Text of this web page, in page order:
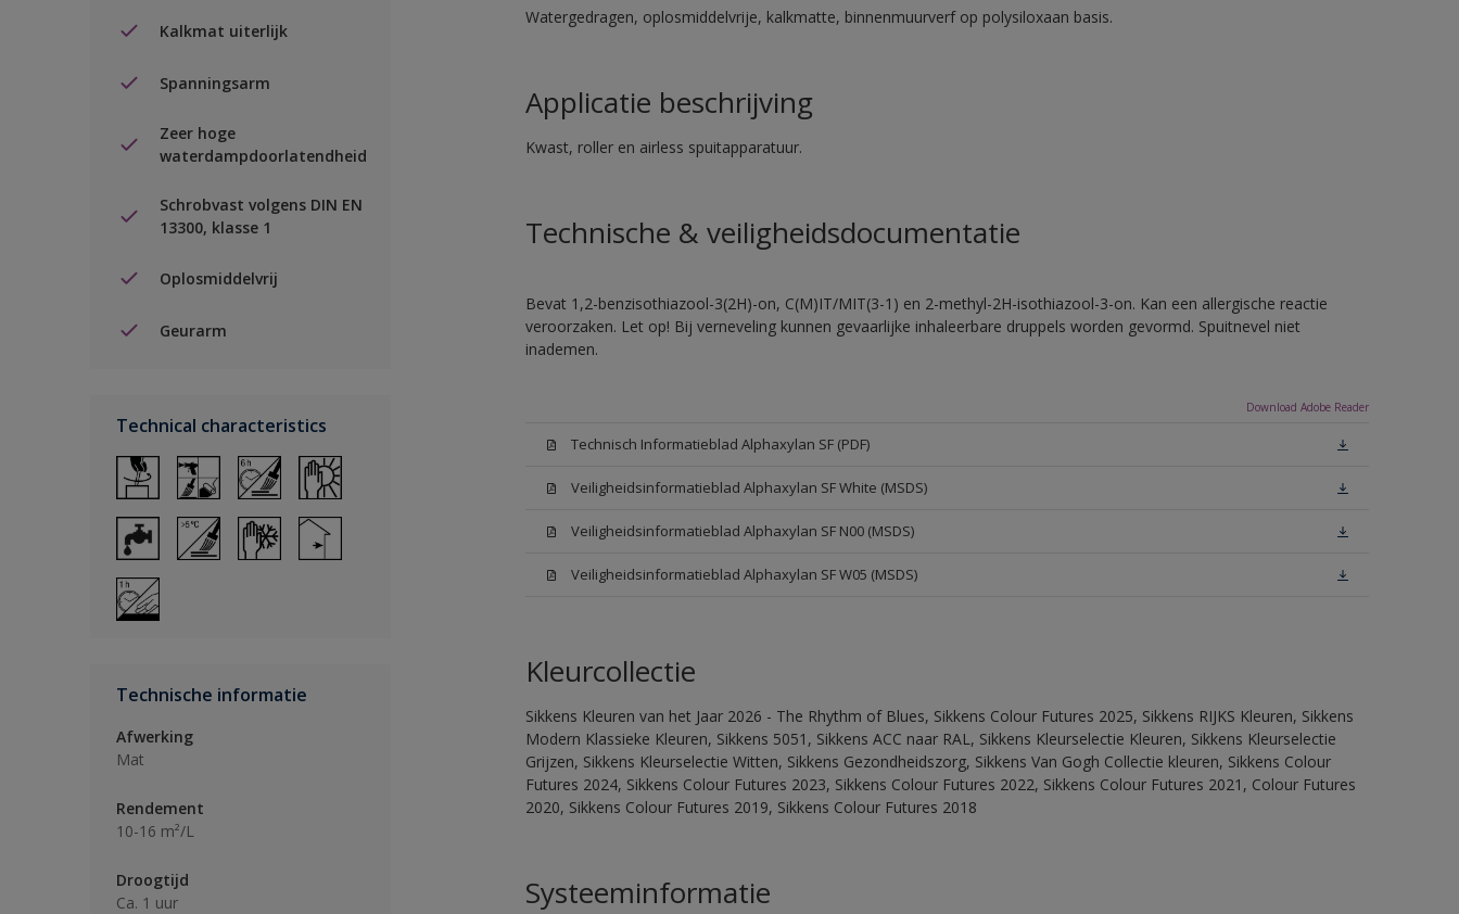
Kalkmat uiterlijk
Spanningsarm
Zeer hoge
waterdampdoorlatendheid
Schrobvast volgens DIN EN
13300, klasse 1
Oplosmiddelvrij
Geurarm
Technical characteristics
Technische informatie
Afwerking
Mat
Rendement
10-16 m²/L
Droogtijd
Ca. 1 uur
Watergedragen, oplosmiddelvrije, kalkmatte, binnenmuurverf op polysiloxaan basis.
Applicatie beschrijving
Kwast, roller en airless spuitapparatuur.
Technische & veiligheidsdocumentatie
Bevat 1,2-benzisothiazool-3(2H)-on, C(M)IT/MIT(3-1) en 2-methyl-2H-isothiazool-3-on. Kan een allergische reactie
veroorzaken. Let op! Bij verneveling kunnen gevaarlijke inhaleerbare druppels worden gevormd. Spuitnevel niet
inademen.
Download Adobe Reader
Technisch Informatieblad Alphaxylan SF (PDF)
Veiligheidsinformatieblad Alphaxylan SF White (MSDS)
Veiligheidsinformatieblad Alphaxylan SF N00 (MSDS)
Veiligheidsinformatieblad Alphaxylan SF W05 (MSDS)
Kleurcollectie
Sikkens Kleuren van het Jaar 2026 - The Rhythm of Blues, Sikkens Colour Futures 2025, Sikkens RIJKS Kleuren, Sikkens
Modern Klassieke Kleuren, Sikkens 5051, Sikkens ACC naar RAL, Sikkens Kleurselectie Kleuren, Sikkens Kleurselectie
Grijzen, Sikkens Kleurselectie Witten, Sikkens Gezondheidszorg, Sikkens Van Gogh Collectie kleuren, Sikkens Colour
Futures 2024, Sikkens Colour Futures 2023, Sikkens Colour Futures 2022, Sikkens Colour Futures 2021, Colour Futures
2020, Sikkens Colour Futures 2019, Sikkens Colour Futures 2018
Systeeminformatie